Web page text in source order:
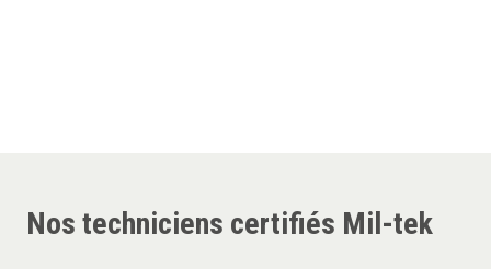
Nos techniciens certifiés Mil-tek